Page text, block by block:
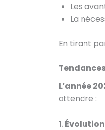
Les
La
En tirant
L’année
attendre :
1.